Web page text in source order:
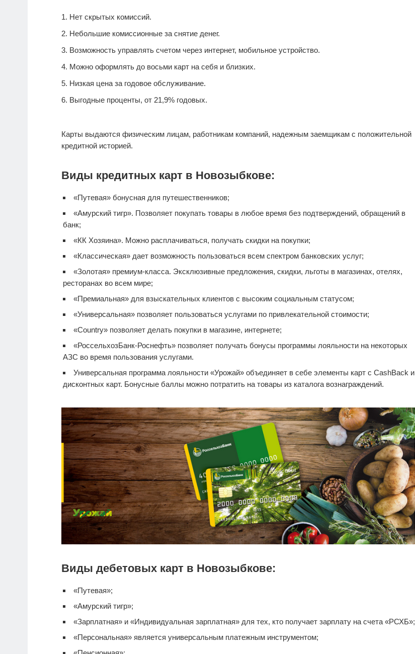
Нет скрытых комиссий.
Небольшие комиссионные за снятие денег.
Возможность управлять счетом через интернет, мобильное устройство.
Можно оформлять до восьми карт на себя и близких.
Низкая цена за годовое обслуживание.
Выгодные проценты, от 21,9% годовых.
Карты выдаются физическим лицам, работникам компаний, надежным заемщикам с положительной
кредитной историей.
Виды кредитных карт в Новозыбкове:
«Путевая» бонусная для путешественников;
«Амурский тигр». Позволяет покупать товары в любое время без подтверждений, обращений в
банк;
«КК Хозяина». Можно расплачиваться, получать скидки на покупки;
«Классическая» дает возможность пользоваться всем спектром банковских услуг;
«Золотая» премиум-класса. Эксклюзивные предложения, скидки, льготы в магазинах, отелях,
ресторанах во всем мире;
«Премиальная» для взыскательных клиентов с высоким социальным статусом;
«Универсальная» позволяет пользоваться услугами по привлекательной стоимости;
«Country» позволяет делать покупки в магазине, интернете;
«РоссельхозБанк-Роснефть» позволяет получать бонусы программы лояльности на некоторых
АЗС во время пользования услугами.
Универсальная программа лояльности «Урожай» объединяет в себе элементы карт с CashBack и
дисконтных карт. Бонусные баллы можно потратить на товары из каталога вознаграждений.
Виды дебетовых карт в Новозыбкове:
«Путевая»;
«Амурский тигр»;
«Зарплатная» и «Индивидуальная зарплатная» для тех, кто получает зарплату на счета «РСХБ»;
«Персональная» является универсальным платежным инструментом;